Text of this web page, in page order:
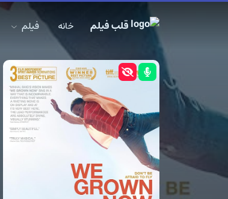
قلب فیلم خانه فیلم